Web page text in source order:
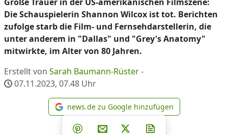
Die Schauspielerin Shannon Wilcox ist tot. Berichten
zufolge starb die Film- und Fernsehdarstellerin, die
unter anderem in "Dallas" und "Grey's Anatomy"
mitwirkte, im Alter von 80 Jahren.
Erstellt von Sarah Baumann-Rüster-
07.11.2023, 07.48 Uhr
news.de zu Google
news.de zu Google hinzufügen
Teilen auf Facebook
Teilen auf Whatsapp
Teilen auf Telegram
Teilen auf Pinterest
Per E-Mail teilen
Post auf X